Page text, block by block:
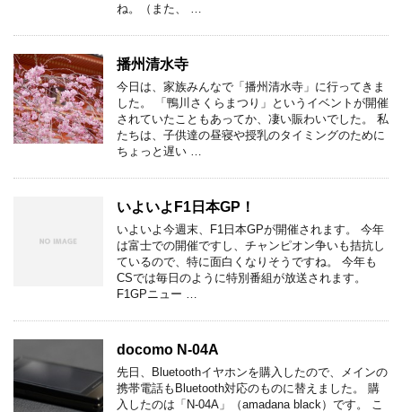
ね。（また、 …
播州清水寺
今日は、家族みんなで「播州清水寺」に行ってきま
した。 「鴨川さくらまつり」というイベントが開催
されていたこともあってか、凄い賑わいでした。 私
たちは、子供達の昼寝や授乳のタイミングのために
ちょっと遅い …
いよいよF1日本GP！
いよいよ今週末、F1日本GPが開催されます。 今年
は富士での開催ですし、チャンピオン争いも拮抗し
ているので、特に面白くなりそうですね。 今年も
CSでは毎日のように特別番組が放送されます。
F1GPニュー …
docomo N-04A
先日、Bluetoothイヤホンを購入したので、メインの
携帯電話もBluetooth対応のものに替えました。 購
入したのは「N-04A」（amadana black）です。 こ